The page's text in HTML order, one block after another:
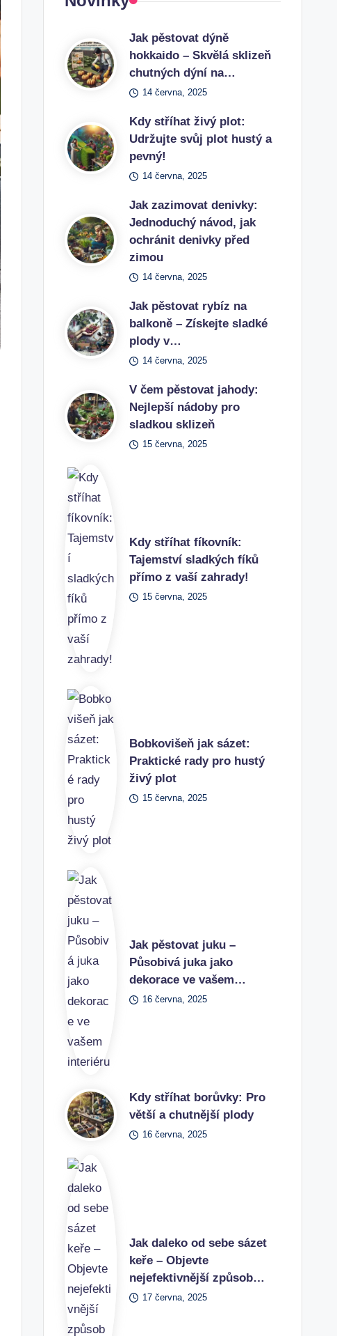
Jak pěstovat dýně
hokkaido – Skvělá sklizeň
chutných dýní na…
14 června, 2025
Kdy stříhat živý plot:
Udržujte svůj plot hustý a
pevný!
14 června, 2025
Jak zazimovat denivky:
Jednoduchý návod, jak
ochránit denivky před
zimou
14 června, 2025
Jak pěstovat rybíz na
balkoně – Získejte sladké
plody v…
14 června, 2025
V čem pěstovat jahody:
Nejlepší nádoby pro
sladkou sklizeň
15 června, 2025
Kdy stříhat fíkovník:
Tajemství sladkých fíků
přímo z vaší zahrady!
15 června, 2025
Bobkovišeň jak sázet:
Praktické rady pro hustý
živý plot
15 června, 2025
Jak pěstovat juku –
Působivá juka jako
dekorace ve vašem…
16 června, 2025
Kdy stříhat borůvky: Pro
větší a chutnější plody
16 června, 2025
Jak daleko od sebe sázet
keře – Objevte
nejefektivnější způsob…
17 června, 2025